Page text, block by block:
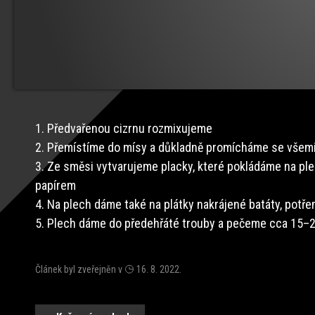
1. Předvařenou cizrnu rozmixujeme
2. Přemístíme do mísy a důkladně promícháme se
3. Ze směsi vytvarujeme placky, které pokládáme na
papírem
4. Na plech dáme také na plátky nakrájené batáty,
5. Plech dáme do předehřáté trouby a pečeme cca
Článek byl zveřejněn v 16. 8. 2022